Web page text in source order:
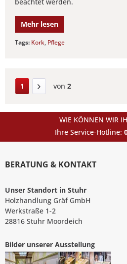
Mehr lesen
Tags: Kork, Pflege
1 von 2
WIE KÖNNEN WIR
Ihre Service-Hotline:
BERATUNG & KONTAKT
Unser Standort in Stuhr
Holzhandlung Gräf GmbH
Werkstraße 1-2
28816 Stuhr Moordeich
Bilder unserer Ausstellung